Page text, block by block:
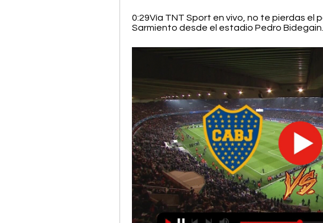
0:29Vía TNT Sport en vivo, no te pierdas el
Sarmiento desde el estadio Pedro